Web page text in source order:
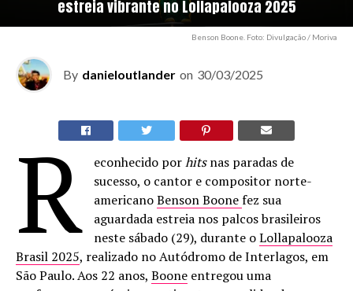
estreia vibrante no Lollapalooza 2025
Benson Boone. Foto: Divulgação / Moriva
By danieloutlander on 30/03/2025
R econhecido porhitsnas paradas de
sucesso, o cantor e compositor norte-
americanoBenson Boonefez sua
aguardada estreia nos palcos brasileiros
neste sábado (29), durante oLollapalooza
Brasil 2025, realizado no Autódromo de Interlagos, em
São Paulo. Aos 22 anos, Boone entregou uma